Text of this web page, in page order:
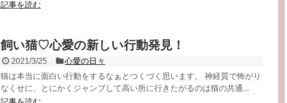
記事を読む
飼い猫♡心愛の新しい行動発見！
2021/3/25
心愛の日々
猫は本当に面白い行動をするなぁとつくづく思います。 神経質で怖がり
なくせに、とにかくジャンプして高い所に行きたがるのは猫の共通...